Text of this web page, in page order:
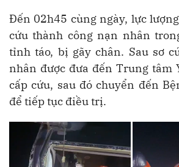
Đến 02h45 cùng ngày, lực
cứu thành công nạn nhân
tỉnh táo, bị gãy chân. Sau sơ
nhân được đưa đến Trung tâm
cấp cứu, sau đó chuyển đến
để tiếp tục điều trị.